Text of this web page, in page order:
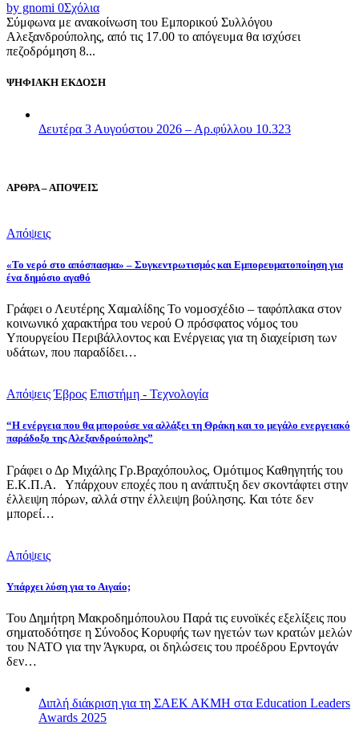
by gnomi 0Σχόλια
Σύμφωνα με ανακοίνωση του Εμπορικού Συλλόγου
Αλεξανδρούπολης, από τις 17.00 το απόγευμα θα ισχύσει
πεζοδρόμηση 8...
ΨΗΦΙΑΚΗ ΕΚΔΟΣΗ
Δευτέρα 3 Αυγούστου 2026 – Αρ.φύλλου 10.323
ΑΡΘΡΑ – ΑΠΟΨΕΙΣ
Απόψεις
«Το νερό στο απόσπασμα» – Συγκεντρωτισμός και Εμπορευματοποίηση για
ένα δημόσιο αγαθό
Γράφει ο Λευτέρης Χαμαλίδης Το νομοσχέδιο – ταφόπλακα στον
κοινωνικό χαρακτήρα του νερού Ο πρόσφατος νόμος του
Υπουργείου Περιβάλλοντος και Ενέργειας για τη διαχείριση των
υδάτων, που παραδίδει…
Απόψεις Έβρος Επιστήμη - Τεχνολογία
“Η ενέργεια που θα μπορούσε να αλλάξει τη Θράκη και το μεγάλο ενεργειακό
παράδοξο της Αλεξανδρούπολης”
Γράφει ο Δρ Μιχάλης Γρ.Βραχόπουλος, Ομότιμος Καθηγητής του
Ε.Κ.Π.Α. Υπάρχουν εποχές που η ανάπτυξη δεν σκοντάφτει στην
έλλειψη πόρων, αλλά στην έλλειψη βούλησης. Και τότε δεν
μπορεί…
Απόψεις
Υπάρχει λύση για το Αιγαίο;
Του Δημήτρη Μακροδημόπουλου Παρά τις ευνοϊκές εξελίξεις που
σηματοδότησε η Σύνοδος Κορυφής των ηγετών των κρατών μελών
του ΝΑΤΟ για την Άγκυρα, οι δηλώσεις του προέδρου Ερντογάν
δεν…
Διπλή διάκριση για τη ΣΑΕΚ ΑΚΜΗ στα Education Leaders
Awards 2025